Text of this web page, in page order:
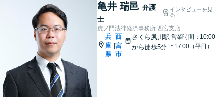
亀井 瑞邑 弁護
士
インタビューを見
る
虎ノ門法律経済事務所 西宮支店
兵
庫
県
|
西
宮
市
さくら夙川駅
から徒歩5分
営業時間：10:00
~17:00（平日）